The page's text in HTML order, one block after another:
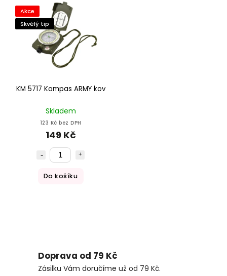
Abecedně
Akce
Skvělý tip
KM 5717 Kompas ARMY kov
Skladem
123 Kč bez DPH
149 Kč
Do košíku
Doprava od 79 Kč
Zásilku Vám doručíme už od 79 Kč.